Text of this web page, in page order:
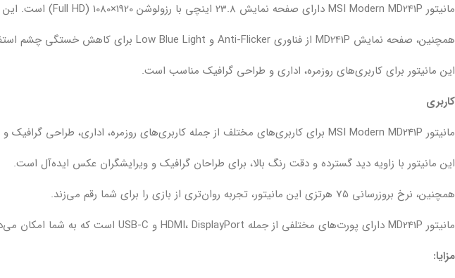
لپ تاپ Yoga مانیتور MSI Modern MD241P دارای صفحه نمایش 23.8 اینچی با رزولوشن 1920×1080 (Full HD) است. این صفحه نمایش از نوع IPS بوده و زاویه دید بسیار گسترده‌ای دارد.
همچنین، صفحه نمایش MD241P از فناوری Anti-Flicker و Low Blue Light برای کاهش خستگی چشم استفاده می‌کند.
این مانیتور برای کاربری‌های روزمره، اداری و طراحی گرافیک مناسب است.
کاربری
مانیتور MSI Modern MD241P برای کاربری‌های مختلف از جمله کاربری‌های روزمره، اداری، طراحی گرافیک و گیمینگ مناسب است.
این مانیتور با زاویه دید گسترده و دقت رنگ بالا، برای طراحان گرافیک و ویرایشگران عکس ایده‌آل است.
همچنین، نرخ بروزرسانی 75 هرتزی این مانیتور، تجربه روان‌تری از بازی را برای شما رقم می‌زند.
مانیتور MD241P دارای پورت‌های مختلفی از جمله HDMI، DisplayPort و USB-C است که به شما امکان می‌دهد تا به راحتی آن را به دستگاه‌های مختلف متصل کنید.
مزایا: